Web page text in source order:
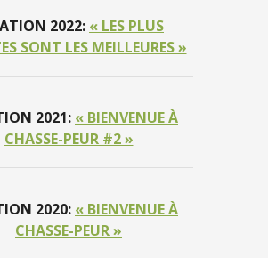
2022: « LES PLUS
SONT LES MEILLEURES »
2021: « BIENVENUE À
CHASSE-PEUR #2 »
2020: « BIENVENUE À
CHASSE-PEUR »